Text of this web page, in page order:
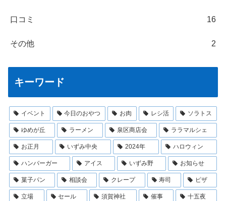
口コミ 16
その他 2
キーワード
イベント 今日のおやつ お肉 レシ活 ソラトス
ゆめが丘 ラーメン 泉区商店会 ララマルシェ
お正月 いずみ中央 2024年 ハロウィン
ハンバーガー アイス いずみ野 お知らせ
菓子パン 相談会 クレープ 寿司 ピザ
立場 セール 須賀神社 催事 十五夜